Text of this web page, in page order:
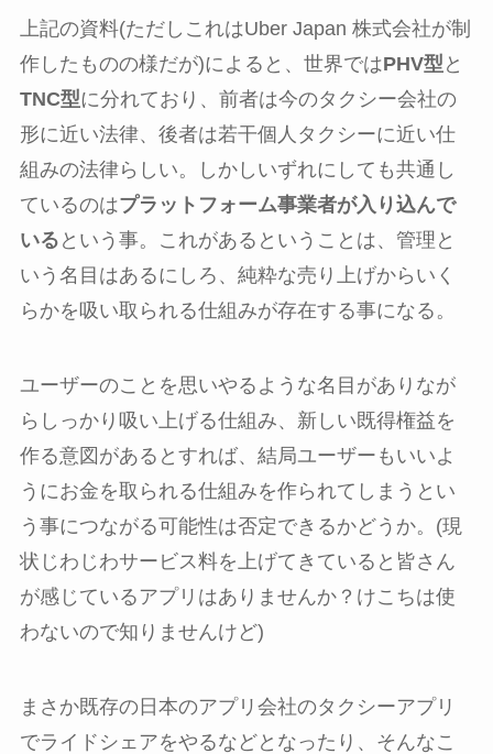
上記の資料(ただしこれはUber Japan 株式会社が制
作したものの様だが)によると、世界ではPHV型 と
TNC型に分れており、前者は今のタクシー会社の
形に近い法律、後者は若干個人タクシーに近い仕
組みの法律らしい。しかしいずれにしても共通し
ているのはプラットフォーム事業者が入り込んで
いる という事。これがあるということは、管理と
いう名目はあるにしろ、純粋な売り上げからいく
らかを吸い取られる仕組みが存在する事になる。
ユーザーのことを思いやるような名目がありなが
らしっかり吸い上げる仕組み、新しい既得権益を
作る意図があるとすれば、結局ユーザーもいいよ
うにお金を取られる仕組みを作られてしまうとい
う事につながる可能性は否定できるかどうか。(現
状じわじわサービス料を上げてきていると皆さん
が感じているアプリはありませんか？けこちは使
わないので知りませんけど)
まさか既存の日本のアプリ会社のタクシーアプリ
でライドシェアをやるなどとなったり、そんなこ